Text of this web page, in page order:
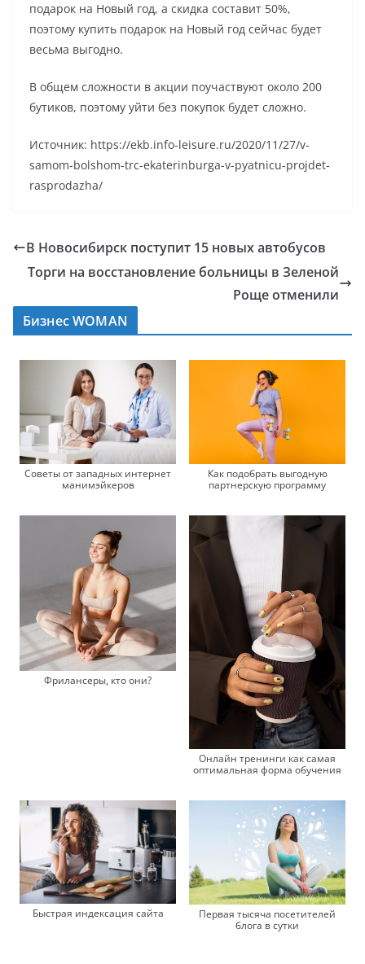
подарок на Новый год, а скидка составит 50%,
поэтому купить подарок на Новый год сейчас будет
весьма выгодно.
В общем сложности в акции поучаствуют около 200
бутиков, поэтому уйти без покупок будет сложно.
Источник: https://ekb.info-leisure.ru/2020/11/27/v-
samom-bolshom-trc-ekaterinburga-v-pyatnicu-projdet-
rasprodazha/
В Новосибирск поступит 15 новых автобусов
Торги на восстановление больницы в Зеленой
Роще отменили
Бизнес WOMAN
Советы от западных интернет
манимэйкеров
Как подобрать выгодную
партнерскую программу
Фрилансеры, кто они?
Онлайн тренинги как самая
оптимальная форма обучения
Быстрая индексация сайта
Первая тысяча посетителей
блога в сутки